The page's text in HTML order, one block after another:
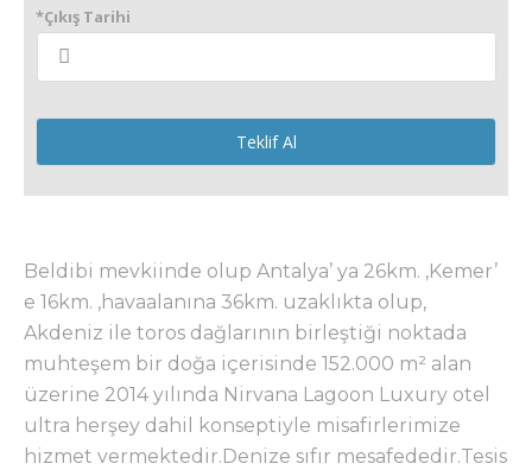
*Çıkış Tarihi
Teklif Al
Beldibi mevkiinde olup Antalya’ ya 26km. ,Kemer’
e 16km. ,havaalanına 36km. uzaklıkta olup,
Akdeniz ile toros dağlarının birleştiği noktada
muhteşem bir doğa içerisinde 152.000 m² alan
üzerine 2014 yılında Nirvana Lagoon Luxury otel
ultra herşey dahil konseptiyle misafirlerimize
hizmet vermektedir.Denize sıfır mesafededir.Tesis